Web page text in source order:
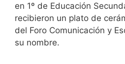
en 1º de Educación
recibieron un plato de
del Foro Comunicación y
su nombre.